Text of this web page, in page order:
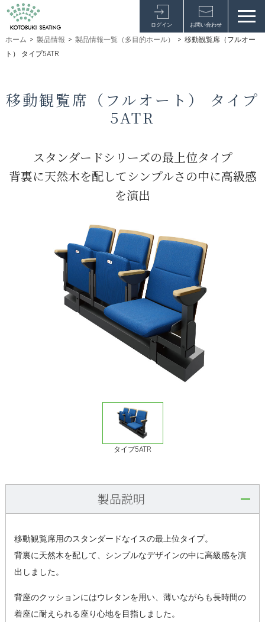
ログイン お問い合わせ
ホーム > 製品情報 > 製品情報一覧（多目的ホール） > 移動観覧席（フルオー
ト） タイプ5ATR
移動観覧席（フルオート） タイプ
5ATR
スタンダードシリーズの最上位タイプ
背裏に天然木を配してシンプルさの中に高級感
を演出
タイプ5ATR
製品説明
移動観覧席用のスタンダードなイスの最上位タイプ。
背裏に天然木を配して、シンプルなデザインの中に高級感を演
出しました。
背座のクッションにはウレタンを用い、薄いながらも長時間の
着座に耐えられる座り心地を目指しました。